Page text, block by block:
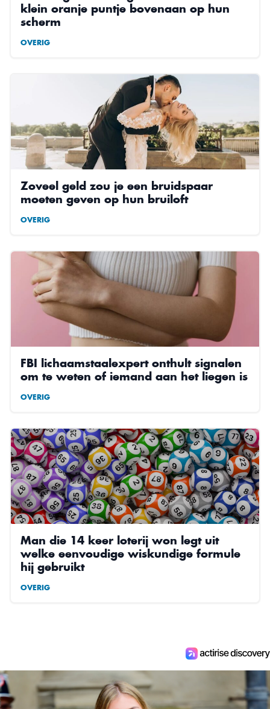
klein oranje puntje bovenaan op hun
scherm
OVERIG
Zoveel geld zou je een bruidspaar
moeten geven op hun bruiloft
OVERIG
FBI lichaamstaalexpert onthult signalen
om te weten of iemand aan het liegen is
OVERIG
Man die 14 keer loterij won legt uit
welke eenvoudige wiskundige formule
hij gebruikt
OVERIG